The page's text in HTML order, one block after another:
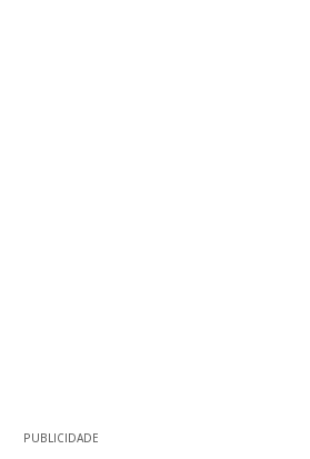
PUBLICIDADE